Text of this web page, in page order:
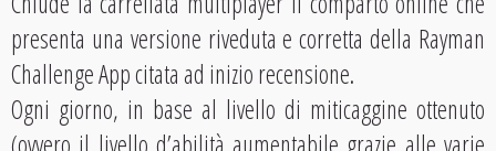
presenta una versione riveduta e corretta della Rayman
Challenge App citata ad inizio recensione.
Ogni giorno, in base al livello di miticaggine ottenuto